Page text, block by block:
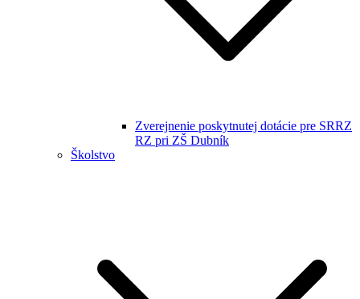
Zverejnenie poskytnutej dotácie pre SRRZ
RZ pri ZŠ Dubník
Školstvo